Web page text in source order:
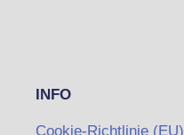
INFO
Cookie-Richtlinie (EU)